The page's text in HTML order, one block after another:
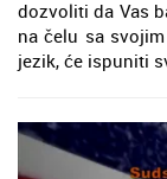
dozvoliti da Vas
na čelu sa
jezik, će ispuniti